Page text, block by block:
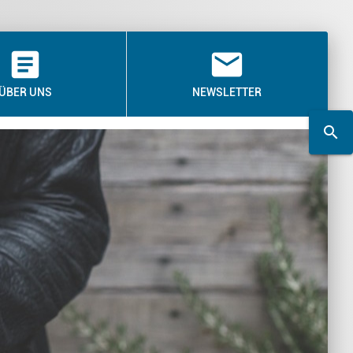
article
ÜBER UNS
email
NEWSLETTER
search